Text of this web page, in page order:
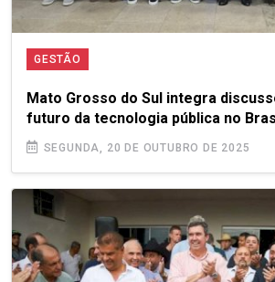
GESTÃO
Mato Grosso do Sul integra
futuro da tecnologia pública no
SEGUNDA, 20 DE OUTUBRO DE 2025